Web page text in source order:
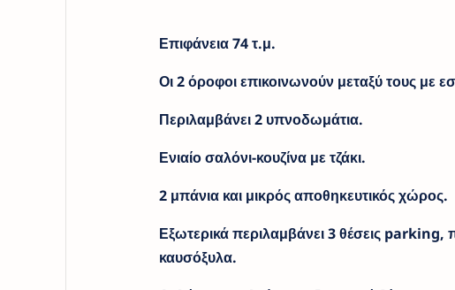
Επιφάνεια 74 τ.μ.
Οι 2 όροφοι επικοινωνούν μεταξύ τους με
Περιλαμβάνει 2 υπνοδωμάτια.
Ενιαίο σαλόνι-κουζίνα με τζάκι.
2 μπάνια και μικρός αποθηκευτικός χώρος.
Εξωτερικά περιλαμβάνει 3 θέσεις
καυσόξυλα.